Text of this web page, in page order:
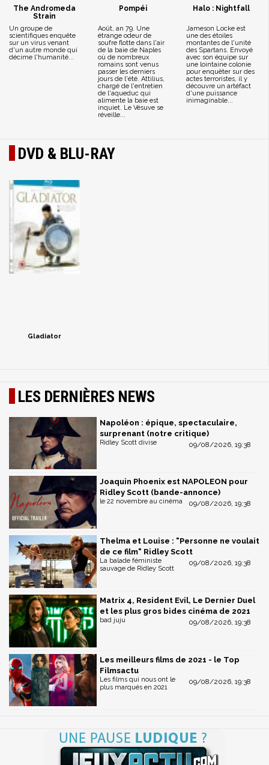
The Andromeda
Strain
Un groupe de
scientifiques enquête
sur un virus venant
d'un autre monde qui
décime l'humanité...
Pompéi
Août, an 79. Une
étrange odeur de
soufre flotte dans l'air
de la baie de Naples
où de nombreux
romains sont venus
passer les derniers
jours de l'été. Attilius,
chargé de l'entretien
de l'aqueduc qui
alimente la baie est
inquiet. Le Vésuve se
réveille...
Halo : Nightfall
Jameson Locke est
une des étoiles
montantes de l'unité
des Spartans. Envoyé
avec son équipe sur
une lointaine colonie
pour enquêter sur des
actes terroristes, il y
découvre un artéfact
d'une puissance
inimaginable...
DVD & BLU-RAY
Gladiator
LES DERNIÈRES NEWS
Napoléon : épique, spectaculaire,
surprenant (notre critique)
09/08/2026, 19:38
Ridley Scott divise
Joaquin Phoenix est NAPOLEON pour
Ridley Scott (bande-annonce)
09/08/2026, 19:38
le 22 novembre au cinéma
Thelma et Louise : "Personne ne voulait
de ce film" Ridley Scott
09/08/2026, 19:38
La balade féministe
sauvage de Ridley Scott
Matrix 4, Resident Evil, Le Dernier Duel
et les plus gros bides cinéma de 2021
09/08/2026, 19:38
bad juju
Les meilleurs films de 2021 - le Top
Filmsactu
09/08/2026, 19:38
Les films qui nous ont le
plus marqués en 2021